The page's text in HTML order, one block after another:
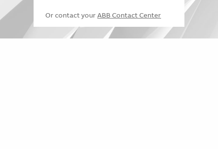
Or contact your ABB Contact Center